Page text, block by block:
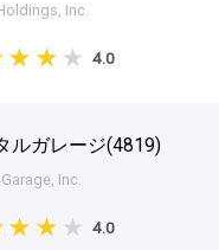
Inc.
4.0
ルガレージ(4819)
Inc.
4.0